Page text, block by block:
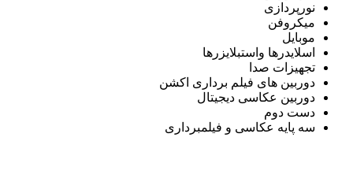
نورپردازی
میکروفن
موبایل
اسلایدرها واستبلایزرها
تجهیزات صدا
دوربین های فیلم برداری اکشن
دوربین عکاسی دیجیتال
دست دوم
سه پایه عکاسی و فیلمبرداری